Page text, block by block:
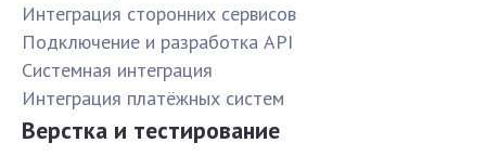
Интеграция сторонних сервисов
Подключение и разработка API
Системная интеграция
Интеграция платёжных систем
Верстка и тестирование